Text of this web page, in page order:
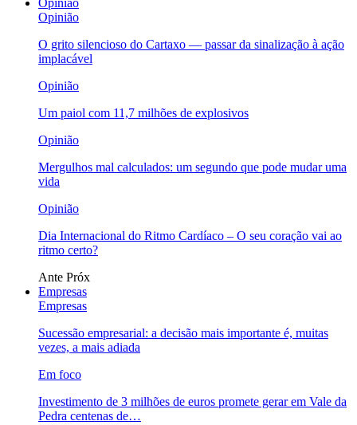
Opinião
Opinião
O grito silencioso do Cartaxo — passar da sinalização à ação
implacável
Opinião
Um paiol com 11,7 milhões de explosivos
Opinião
Mergulhos mal calculados: um segundo que pode mudar uma
vida
Opinião
Dia Internacional do Ritmo Cardíaco – O seu coração vai ao
ritmo certo?
Ante Próx
Empresas
Empresas
Sucessão empresarial: a decisão mais importante é, muitas
vezes, a mais adiada
Em foco
Investimento de 3 milhões de euros promete gerar em Vale da
Pedra centenas de…